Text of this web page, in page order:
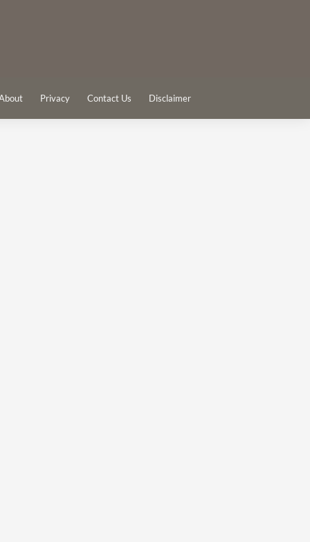
Privacy Contact Us Disclaimer